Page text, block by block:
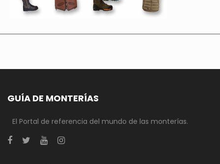
GUÍA DE MONTERÍAS
El Portal de referencia del mundo de las monterías.